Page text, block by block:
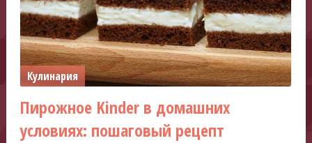
Кулинария
Пирожное Kinder в домашних
условиях: пошаговый рецепт